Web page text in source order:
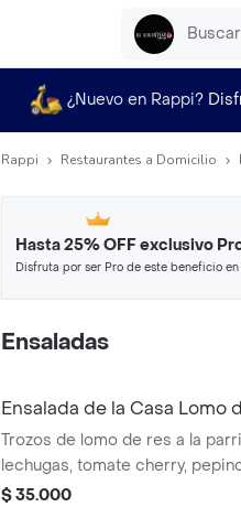
¿Nuevo en Rappi?
Rappi Restaurantes a Domicilio
Hasta 25% OFF exclusivo
Disfruta por ser Pro de este beneficio en
Ensaladas
Ensalada de la Casa Lomo
Trozos de lomo de res a la
lechugas, tomate cherry,
champiñones, queso
$ 35.000